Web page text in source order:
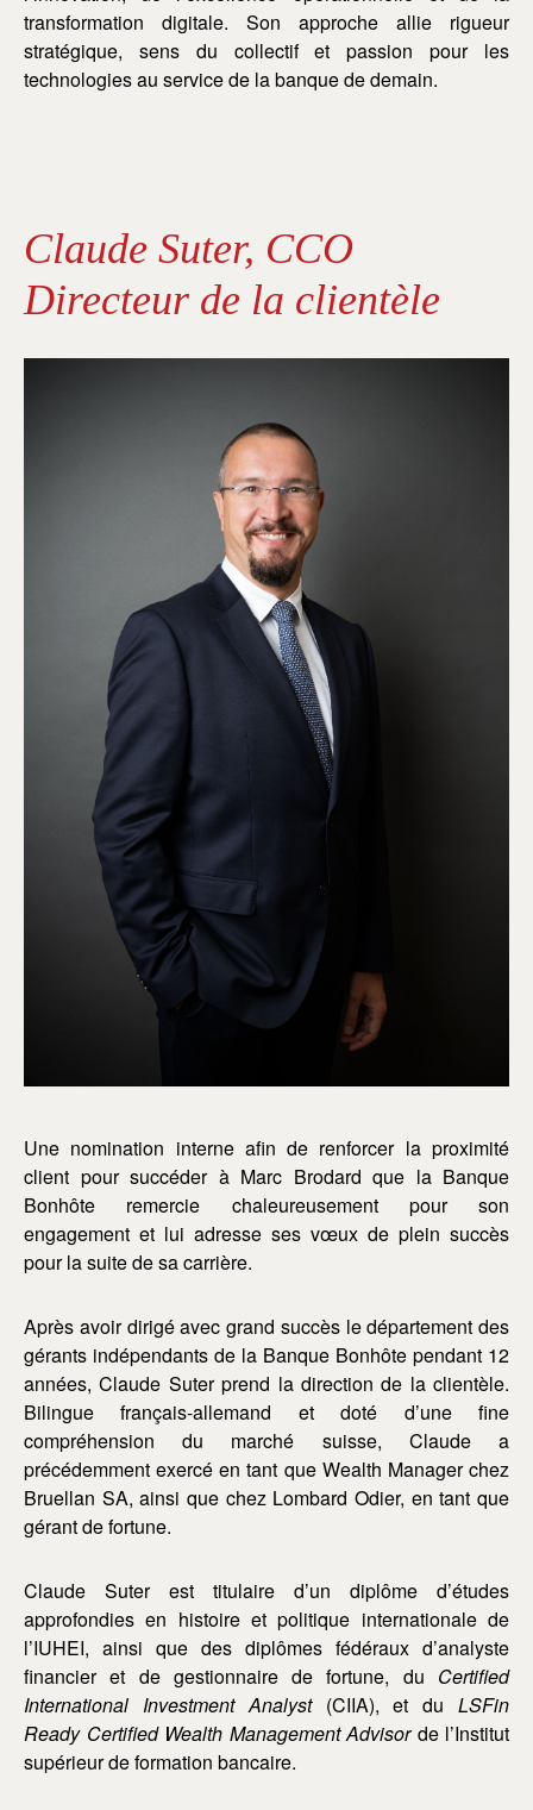
transformation digitale. Son approche allie rigueur
stratégique, sens du collectif et passion pour les
technologies au service de la banque de demain.
Claude Suter, CCO
Directeur de la clientèle
Une nomination interne afin de renforcer la proximité
client pour succéder à Marc Brodard que la Banque
Bonhôte remercie chaleureusement pour son
engagement et lui adresse ses vœux de plein succès
pour la suite de sa carrière.
Après avoir dirigé avec grand succès le département des
gérants indépendants de la Banque Bonhôte pendant 12
années, Claude Suter prend la direction de la clientèle.
Bilingue français-allemand et doté d’une fine
compréhension du marché suisse, Claude a
précédemment exercé en tant que Wealth Manager chez
Bruellan SA, ainsi que chez Lombard Odier, en tant que
gérant de fortune.
Claude Suter est titulaire d’un diplôme d’études
approfondies en histoire et politique internationale de
l’IUHEI, ainsi que des diplômes fédéraux d’analyste
financier et de gestionnaire de fortune, du Certified
International Investment Analyst(CIIA), et duLSFin
Ready Certified Wealth Management Advisorde l’Institut
supérieur de formation bancaire.